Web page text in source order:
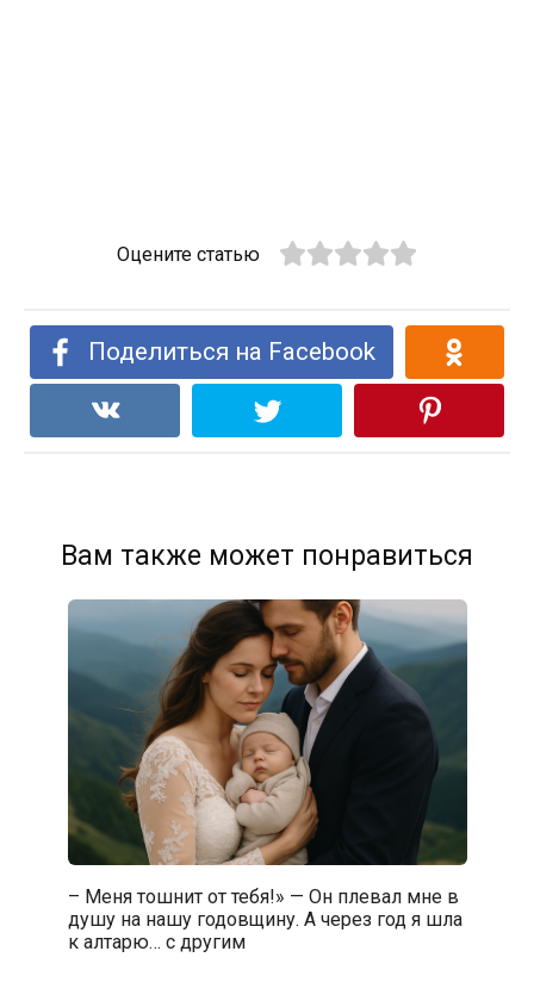
Оцените статью
Поделиться на Facebook
Вам также может понравиться
– Меня тошнит от тебя!» — Он плевал мне в
душу на нашу годовщину. А через год я шла
к алтарю… с другим